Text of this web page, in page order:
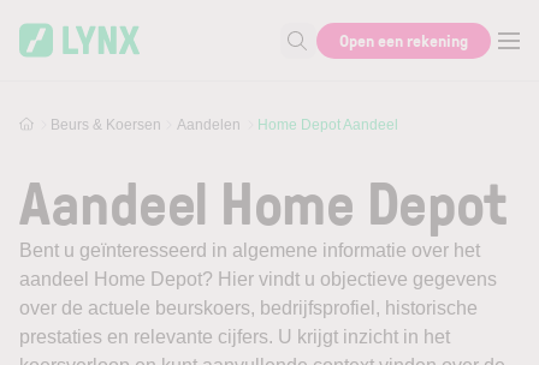
Zoek naar informatie
Open een rekening
Beurs & Koersen Aandelen Home Depot Aandeel
Aandeel Home Depot
Bent u geïnteresseerd in algemene informatie over het
aandeel Home Depot? Hier vindt u objectieve gegevens
over de actuele beurskoers, bedrijfsprofiel, historische
prestaties en relevante cijfers. U krijgt inzicht in het